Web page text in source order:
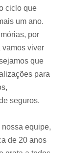
ciclo que
um ano.
por
vamos viver
que
para
seguros.
nossa equipe,
de 20 anos